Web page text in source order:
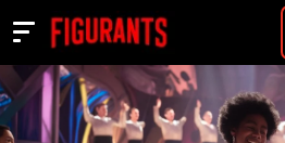
Actualités